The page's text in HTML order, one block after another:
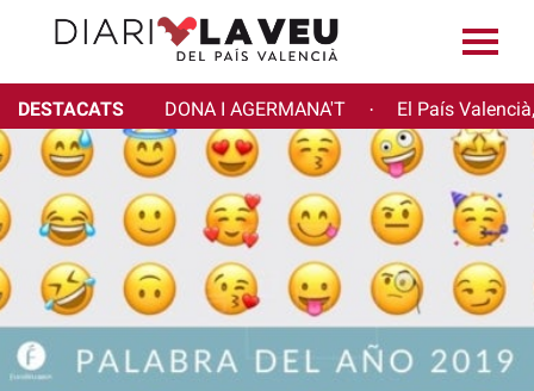
DESTACATS DONA I AGERMANA'T · El País